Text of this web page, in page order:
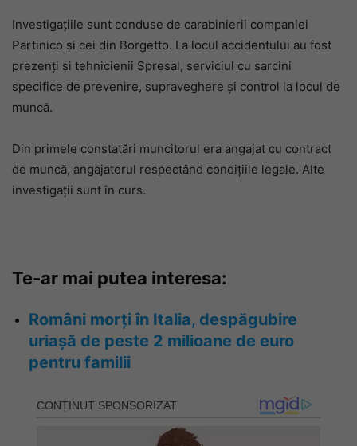
Investigațiile sunt conduse de carabinierii companiei
Partinico și cei din Borgetto. La locul accidentului au fost
prezenți și tehnicienii Spresal, serviciul cu sarcini
specifice de prevenire, supraveghere și control la locul de
muncă.
Din primele constatări muncitorul era angajat cu contract
de muncă, angajatorul respectând condițiile legale. Alte
investigații sunt în curs.
Te-ar mai putea interesa:
Români morți în Italia, despăgubire
uriașă de peste 2 milioane de euro
pentru familii